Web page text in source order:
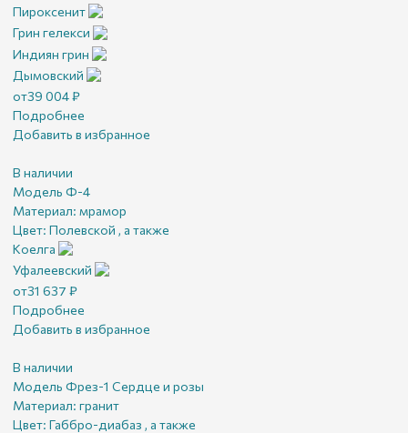
Пироксенит
Грин гелекси
Индиян грин
Дымовский
от39 004₽
Подробнее
Добавить в избранное
В наличии
Модель Ф-4
Материал: мрамор
Цвет: Полевской , а также
Коелга
Уфалеевский
от31 637 ₽
Подробнее
Добавить в избранное
В наличии
Модель Фрез-1 Сердце и розы
Материал: гранит
Цвет: Габбро-диабаз , а также